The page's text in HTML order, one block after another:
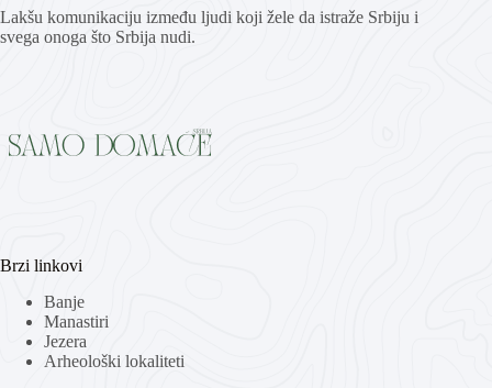
Lakšu komunikaciju između ljudi koji žele da istraže Srbiju i
svega onoga što Srbija nudi.
Brzi linkovi
Banje
Manastiri
Jezera
Arheološki lokaliteti